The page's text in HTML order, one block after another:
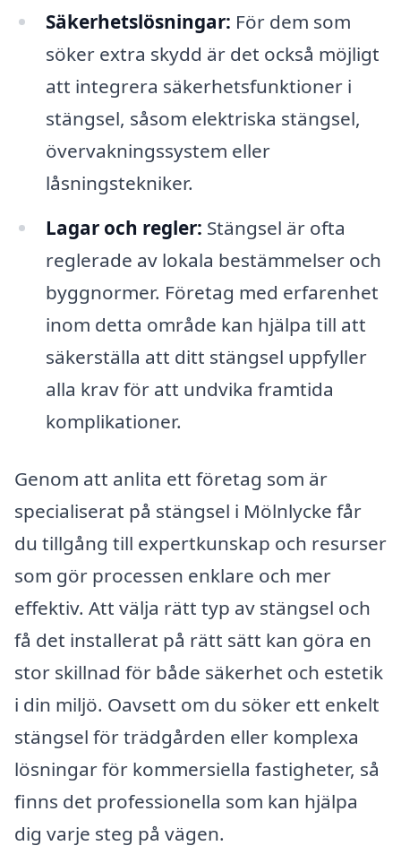
Säkerhetslösningar: För dem som
söker extra skydd är det också möjligt
att integrera säkerhetsfunktioner i
stängsel, såsom elektriska stängsel,
övervakningssystem eller
låsningstekniker.
Lagar och regler: Stängsel är ofta
reglerade av lokala bestämmelser och
byggnormer. Företag med erfarenhet
inom detta område kan hjälpa till att
säkerställa att ditt stängsel uppfyller
alla krav för att undvika framtida
komplikationer.
Genom att anlita ett företag som är
specialiserat på stängsel i Mölnlycke får
du tillgång till expertkunskap och resurser
som gör processen enklare och mer
effektiv. Att välja rätt typ av stängsel och
få det installerat på rätt sätt kan göra en
stor skillnad för både säkerhet och estetik
i din miljö. Oavsett om du söker ett enkelt
stängsel för trädgården eller komplexa
lösningar för kommersiella fastigheter, så
finns det professionella som kan hjälpa
dig varje steg på vägen.